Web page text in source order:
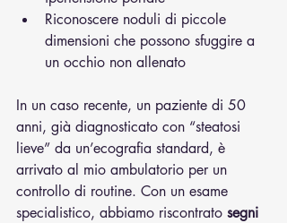
Riconoscere noduli di piccole
dimensioni che possono sfuggire a
un occhio non allenato
In un caso recente, un paziente di 50
anni, già diagnosticato con “steatosi
lieve” da un’ecografia standard, è
arrivato al mio ambulatorio per un
controllo di routine. Con un esame
specialistico, abbiamo riscontrato segni